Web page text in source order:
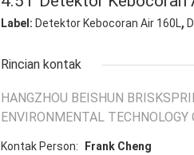
Label: Detektor Kebocoran Air 160L,
Rincian kontak
HANGZHOU BEISHUN
ENVIRONMENTAL TECHNOLOGY
Kontak Person:
Frank Cheng